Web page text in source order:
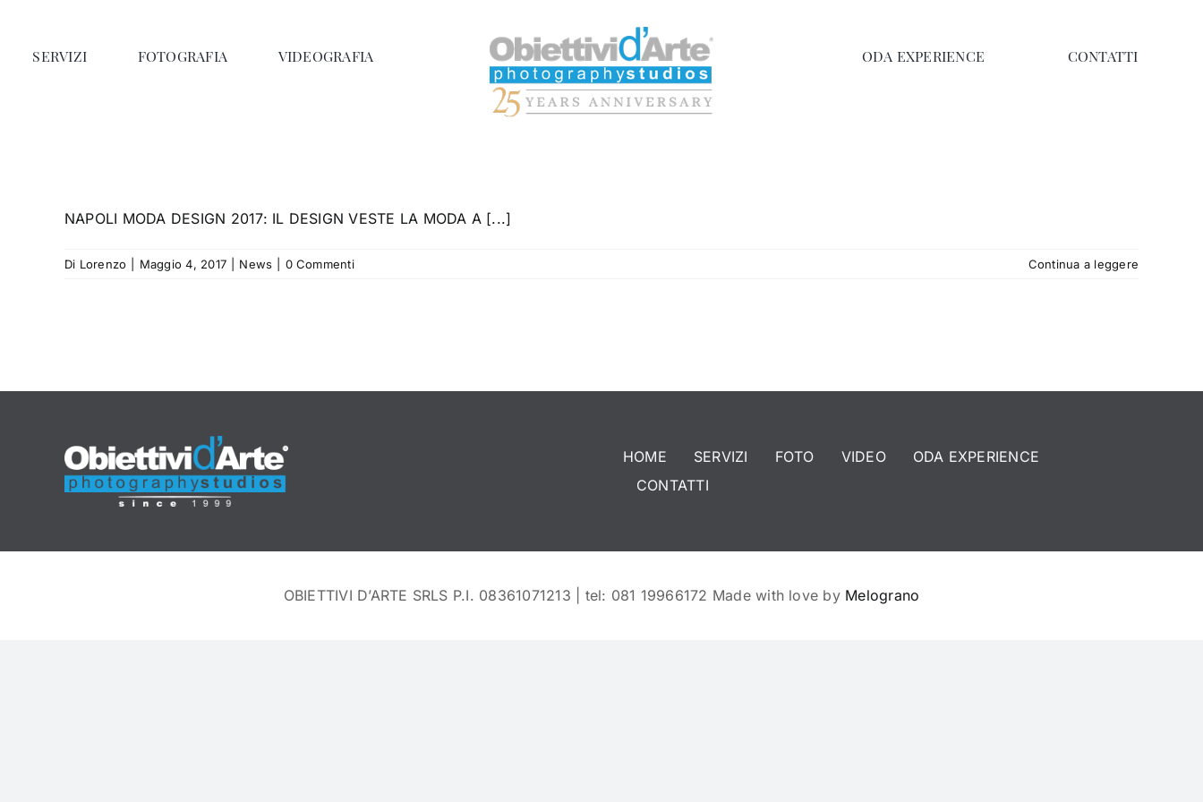
contenuto
SERVIZI FOTOGRAFIA VIDEOGRAFIA ODA EXPERIENCE CONTATTI
NAPOLI MODA DESIGN 2017: IL DESIGN VESTE LA MODA A [...]
Di Lorenzo Maggio 4, 2017 News 0 Commenti Continua a leggere
HOME SERVIZI FOTO VIDEO
ODA EXPERIENCE
CONTATTI
OBIETTIVI D’ARTE SRLS P.I. 08361071213 | tel: 081 19966172 Made with love by Melograno